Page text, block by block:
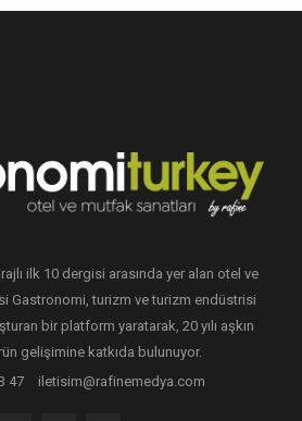
ilk 10 dergisi arasında yer alan otel ve
Gastronomi, turizm ve turizm endüstrisi
bir platform yaratarak, 20 yılı aşkın
gelişimine katkıda bulunuyor.
47
iletisim@rafinemedya.com